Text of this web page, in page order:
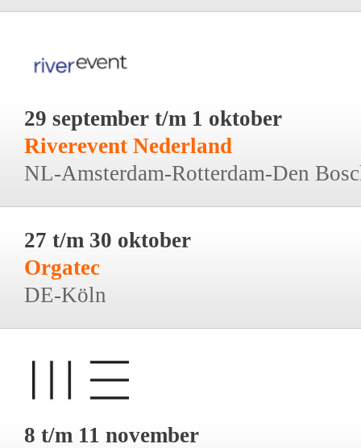
29 september t/m 1 oktober
Riverevent Nederland
NL-Amsterdam-Rotterdam-Den
27 t/m 30 oktober
Orgatec
DE-Köln
8 t/m 11 november